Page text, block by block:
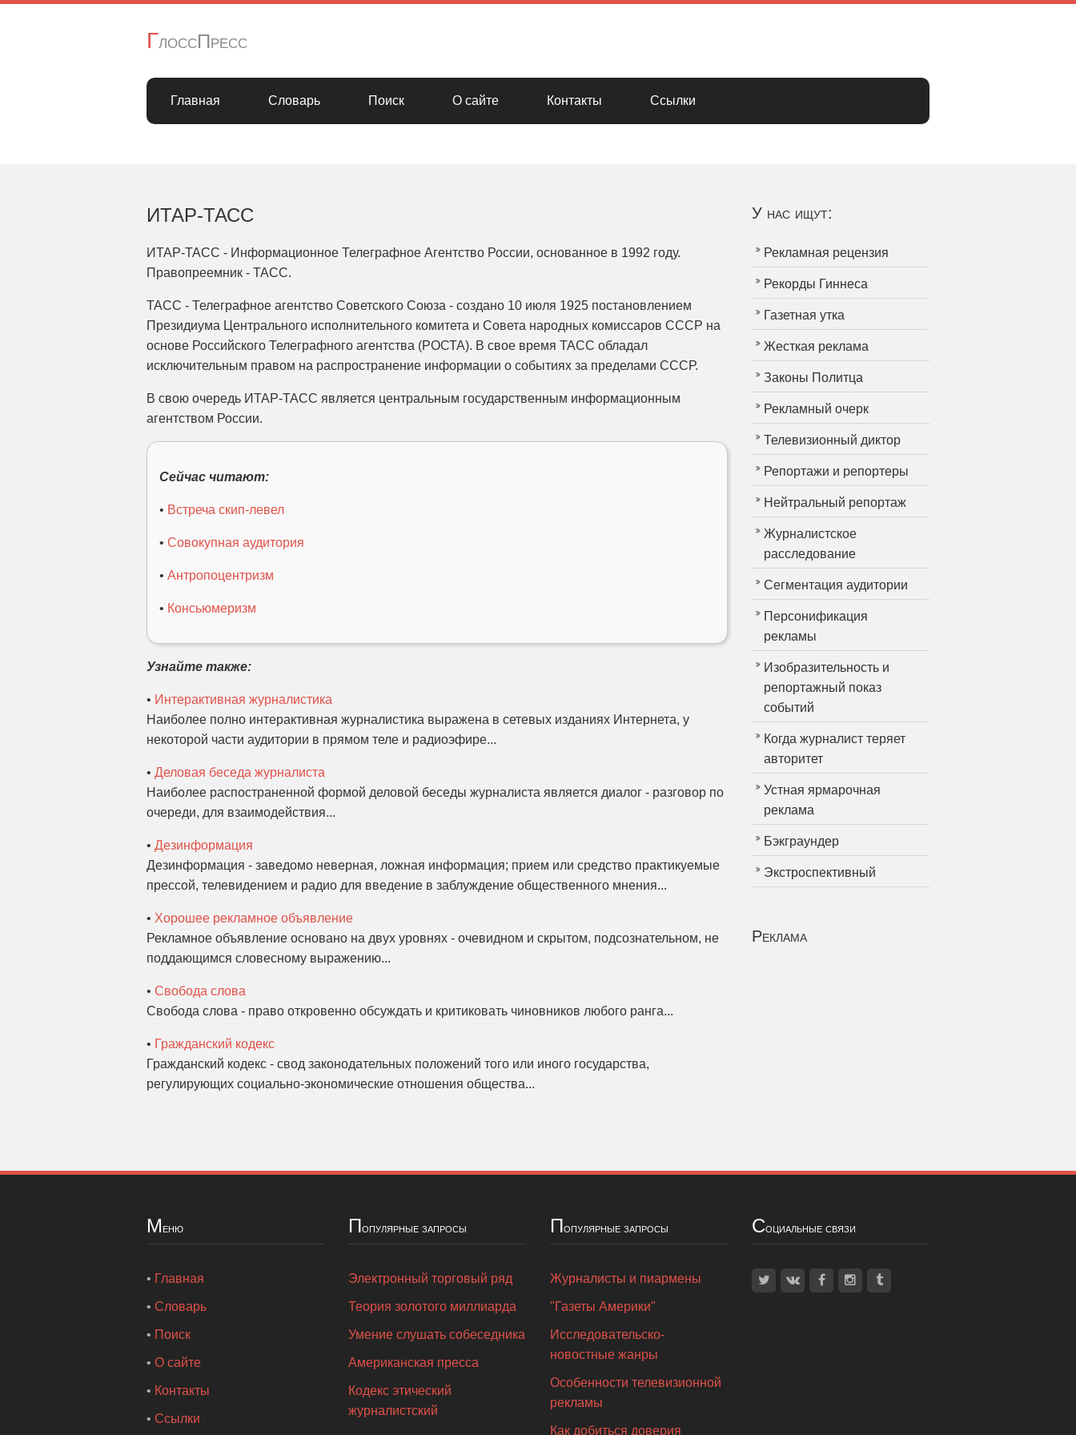
ГлоссПресс
Главная Словарь Поиск О сайте Контакты Ссылки
ИТАР-ТАСС
ИТАР-ТАСС - Информационное Телеграфное Агентство России, основанное в 1992 году.
Правопреемник - ТАСС.
ТАСС - Телеграфное агентство Советского Союза - создано 10 июля 1925 постановлением
Президиума Центрального исполнительного комитета и Совета народных комиссаров СССР на
основе Российского Телеграфного агентства (РОСТА). В свое время ТАСС обладал
исключительным правом на распространение информации о событиях за пределами СССР.
В свою очередь ИТАР-ТАСС является центральным государственным информационным
агентством России.
Сейчас читают:
• Встреча скип-левел
• Совокупная аудитория
• Антропоцентризм
• Консьюмеризм
Узнайте также:
• Интерактивная журналистика
Наиболее полно интерактивная журналистика выражена в сетевых изданиях Интернета, у
некоторой части аудитории в прямом теле и радиоэфире...
• Деловая беседа журналиста
Наиболее распостраненной формой деловой беседы журналиста является диалог - разговор по
очереди, для взаимодействия...
• Дезинформация
Дезинформация - заведомо неверная, ложная информация; прием или средство практикуемые
прессой, телевидением и радио для введение в заблуждение общественного мнения...
• Хорошее рекламное объявление
Рекламное объявление основано на двух уровнях - очевидном и скрытом, подсознательном, не
поддающимся словесному выражению...
• Свобода слова
Свобода слова - право откровенно обсуждать и критиковать чиновников любого ранга...
• Гражданский кодекс
Гражданский кодекс - свод законодательных положений того или иного государства,
регулирующих социально-экономические отношения общества...
У нас ищут:
Рекламная рецензия
Рекорды Гиннеса
Газетная утка
Жесткая реклама
Законы Политца
Рекламный очерк
Телевизионный диктор
Репортажи и репортеры
Нейтральный репортаж
Журналистское
расследование
Сегментация аудитории
Персонификация
рекламы
Изобразительность и
репортажный показ
событий
Когда журналист теряет
авторитет
Устная ярмарочная
реклама
Бэкграундер
Экстроспективный
Реклама
Меню
• Главная
• Словарь
• Поиск
• О сайте
• Контакты
• Ссылки
Популярные запросы
Электронный торговый ряд
Теория золотого миллиарда
Умение слушать собеседника
Американская пресса
Кодекс этический
журналистский
Популярные запросы
Журналисты и пиармены
"Газеты Америки"
Исследовательско-
новостные жанры
Особенности телевизионной
рекламы
Как добиться доверия
Социальные связи